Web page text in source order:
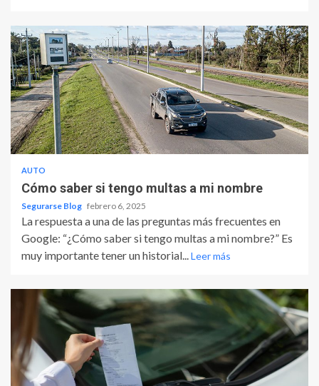
AUTO
Cómo saber si tengo multas a mi nombre
Segurarse Blog febrero 6, 2025
La respuesta a una de las preguntas más frecuentes en
Google: “¿Cómo saber si tengo multas a mi nombre?” Es
muy importante tener un historial...Leer más